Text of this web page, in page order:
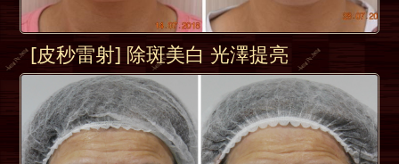
[皮秒雷射] 除斑美白 光澤提亮